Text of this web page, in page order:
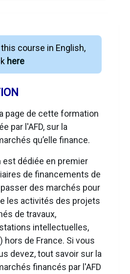
course in English,
here
page de cette formation
par l'AFD, sur la
qu’elle finance.
dédiée en premier
de financements de
passer des marchés pour
les activités des projets
de travaux,
intellectuelles,
hors de France. Si vous
devez, tout savoir sur la
financés par l'AFD